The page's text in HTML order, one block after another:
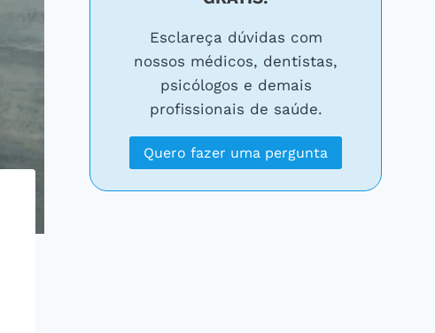
Esclareça dúvidas com
nossos médicos, dentistas,
psicólogos e demais
profissionais de saúde.
Quero fazer uma pergunta